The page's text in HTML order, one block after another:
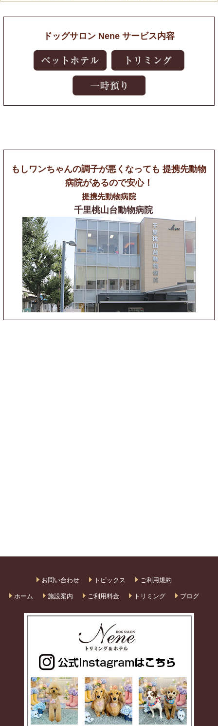
ドッグサロン Nene サービス内容
もしワンちゃんの調子が悪くなっても 提携先動物
病院があるので安心！
提携先動物病院
千里桃山台動物病院
お問い合わせ トピックス ご利用規約
ホーム 施設案内 ご利用料金 トリミング ブログ